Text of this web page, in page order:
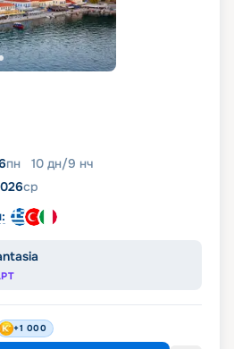
пн 10 дн/9 нч
ср
+1 000